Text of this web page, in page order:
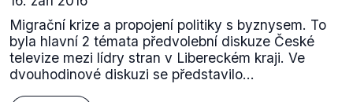
Migrační krize a propojení politiky s byznysem. To
byla hlavní 2 témata předvolební diskuze České
televize mezi lídry stran v Libereckém kraji. Ve
dvouhodinové diskuzi se představilo...